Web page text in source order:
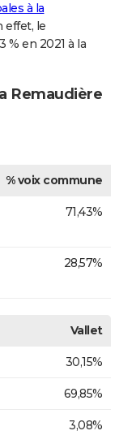
à la
effet, le
% en 2021 à la
Remaudière
% voix commune
71,43%
28,57%
Vallet
30,15%
69,85%
3,08%